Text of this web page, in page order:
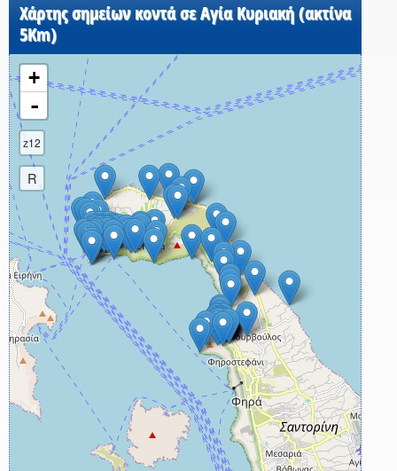
Χάρτης σημείων κοντά σε Αγία Κυριακή (ακτίνα
5Km)
+
-
z12
R